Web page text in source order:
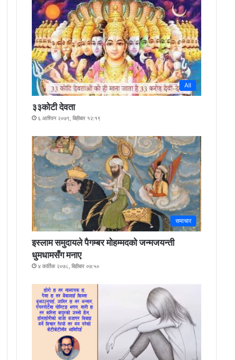
All
३३कोटी देवता
६ आश्विन २०७९, बिहीबार १२:१९
समाचार
इस्लाम समुदायले पैगम्बर मोहम्मदको जन्मजयन्ती
धुमधामसँग मनाए
४ कार्तिक २०७८, बिहीबार ०७:५०